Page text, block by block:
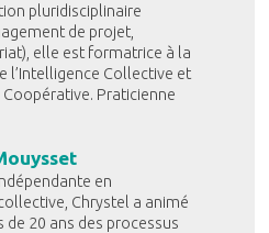
pluridisciplinaire
de projet,
elle est formatrice à la
l’Intelligence Collective et
Praticienne
en
Chrystel a animé
de 20 ans des processus